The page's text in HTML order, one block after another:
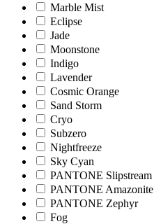
Marble Mist
Eclipse
Jade
Moonstone
Indigo
Lavender
Cosmic Orange
Sand Storm
Cryo
Subzero
Nightfreeze
Sky Cyan
PANTONE Slipstream
PANTONE Amazonite
PANTONE Zephyr
Fog